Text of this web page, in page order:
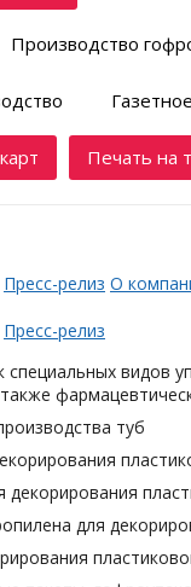
Производство
Печать на
Пресс-релиз О
Пресс-релиз
специальных видов
туб
для